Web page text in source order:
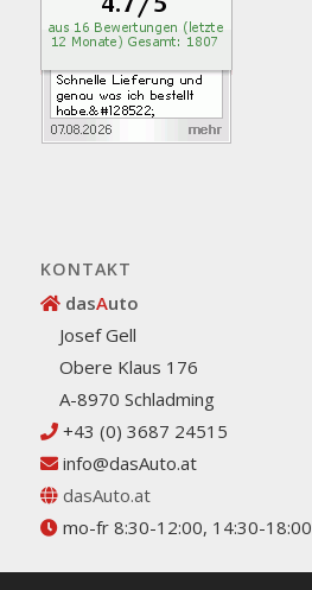
KONTAKT
dasAuto
Josef Gell
Obere Klaus 176
A-8970 Schladming
+43 (0) 3687 24515
info@dasAuto.at
dasAuto.at
mo-fr 8:30-12:00, 14:30-18:00